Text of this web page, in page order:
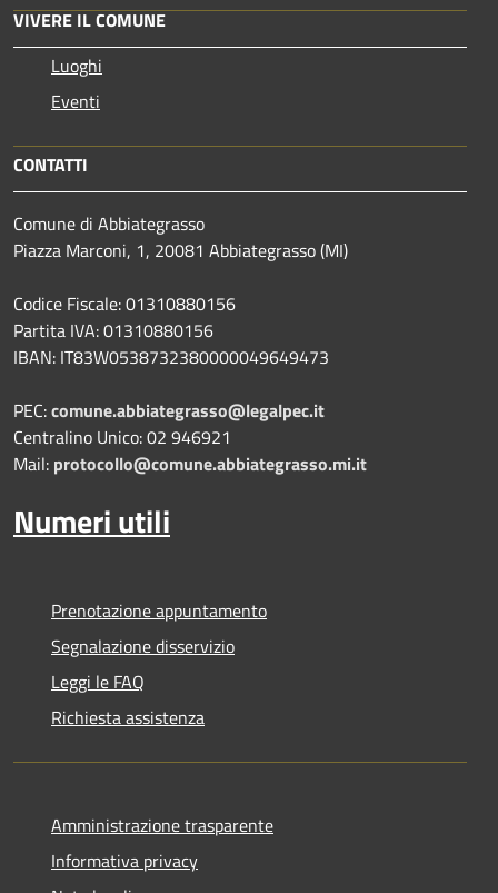
VIVERE IL COMUNE
Luoghi
Eventi
CONTATTI
Comune di Abbiategrasso
Piazza Marconi, 1, 20081 Abbiategrasso (MI)
Codice Fiscale: 01310880156
Partita IVA: 01310880156
IBAN: IT83W0538732380000049649473
PEC:comune.abbiategrasso@legalpec.it
Centralino Unico: 02 946921
Mail: protocollo@comune.abbiategrasso.mi.it
Numeri utili
Prenotazione appuntamento
Segnalazione disservizio
Leggi le FAQ
Richiesta assistenza
Amministrazione trasparente
Informativa privacy